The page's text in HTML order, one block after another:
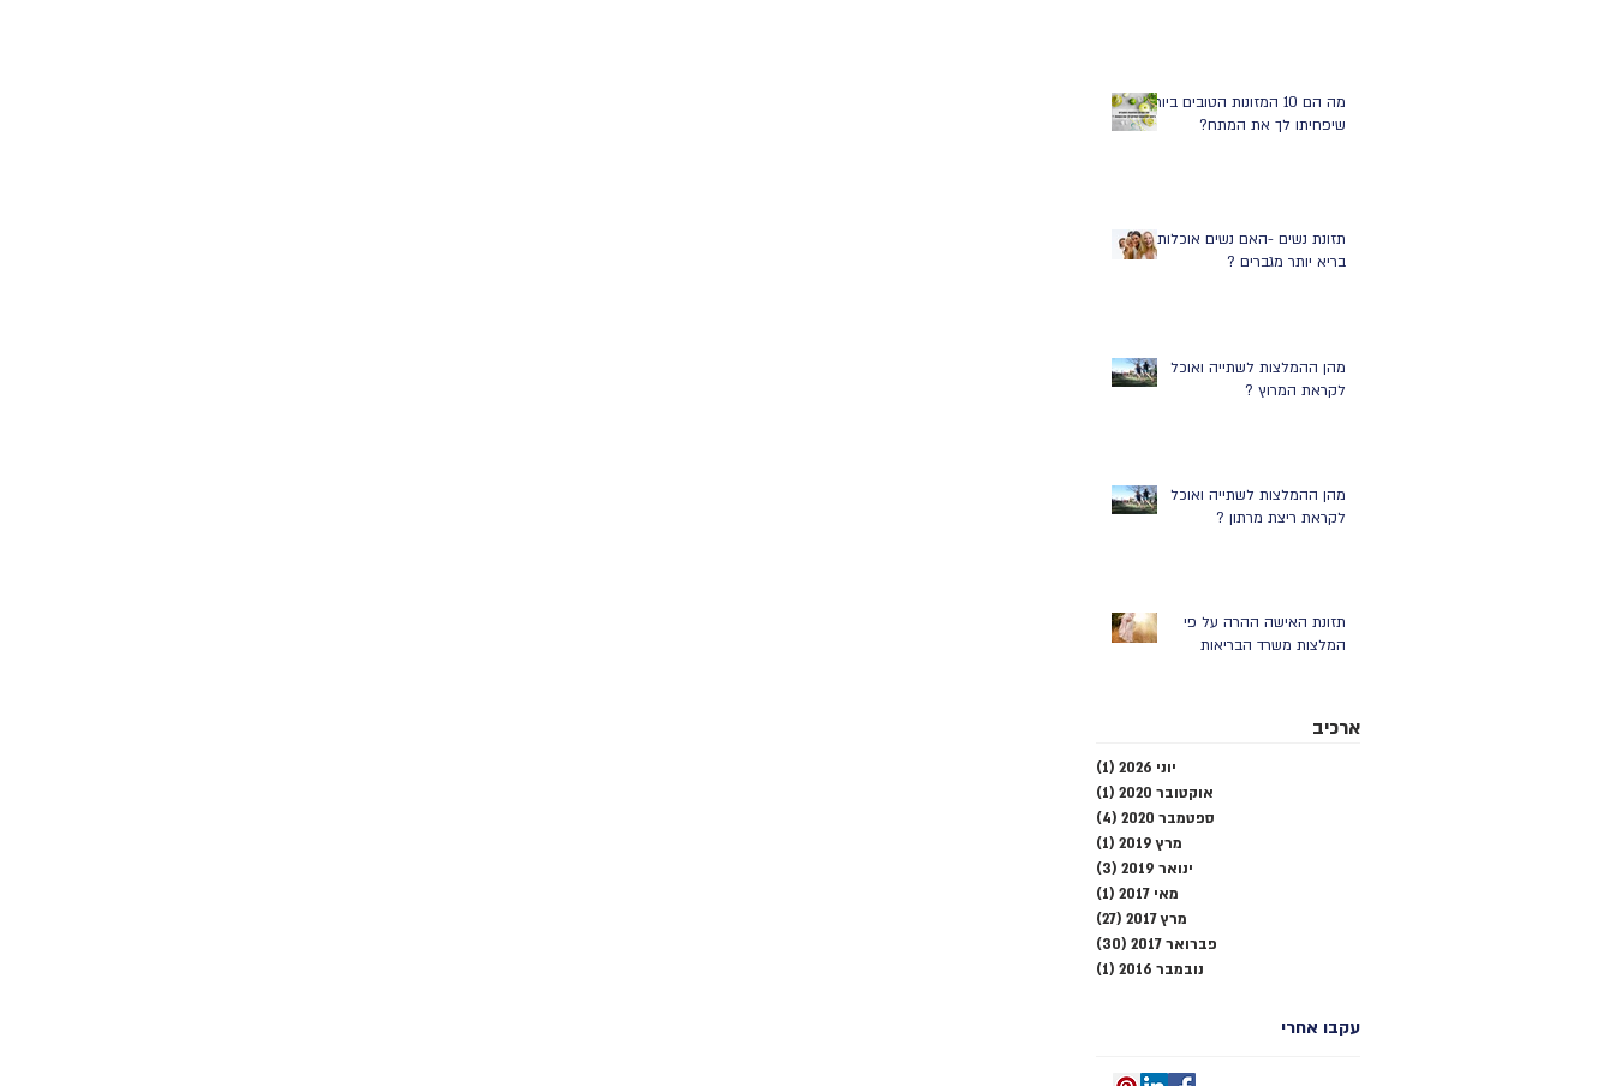
מה הם 10 המזונות הטובים ביותר
שיפחיתו לך את המתח?
תזונת נשים -האם נשים אוכלות
בריא יותר מגברים ?
מהן ההמלצות לשתייה ואוכל
לקראת המרוץ ?
מהן ההמלצות לשתייה ואוכל
לקראת ריצת מרתון ?
תזונת האישה ההרה על פי
המלצות משרד הבריאות
ארכיב
יוני 2026 (1)
אוקטובר 2020
(1)
ספטמבר 2020
(4)
מרץ 2019
(1)
ינואר 2019
(3)
מאי 2017
(1)
מרץ 2017
(27)
פברואר 2017
(30)
נובמבר 2016
(1)
עקבו אחרי